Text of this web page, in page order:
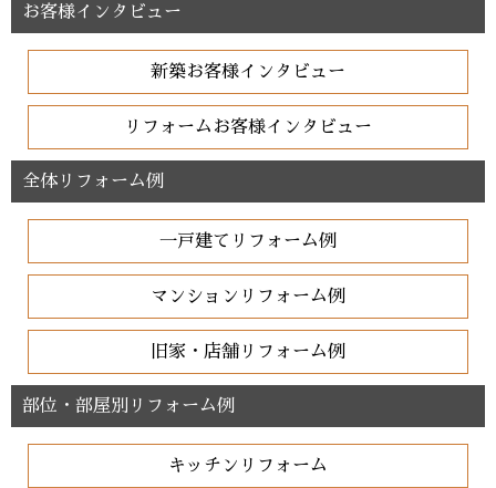
お客様インタビュー
新築お客様インタビュー
リフォームお客様インタビュー
全体リフォーム例
一戸建てリフォーム例
マンションリフォーム例
旧家・店舗リフォーム例
部位・部屋別リフォーム例
キッチンリフォーム